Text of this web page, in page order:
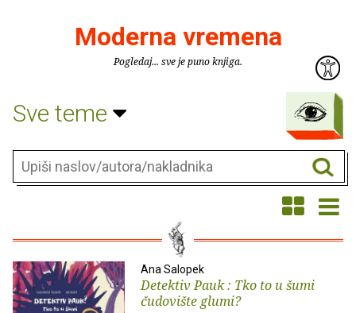
Moderna vremena
Pogledaj... sve je puno knjiga.
Sve teme
Ana Salopek
Detektiv Pauk : Tko to u šumi
čudovište glumi?